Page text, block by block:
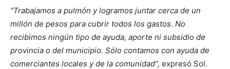
“Trabajamos a pulmón y logramos juntar cerca de un
millón de pesos para cubrir todos los gastos. No
recibimos ningún tipo de ayuda, aporte ni subsidio de
provincia o del municipio. Sólo contamos con ayuda de
comerciantes locales y de la comunidad”, expresó Sol.